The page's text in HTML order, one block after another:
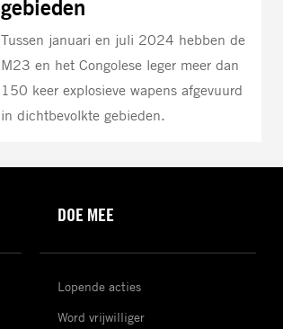
gebieden
Tussen januari en juli 2024 hebben de
M23 en het Congolese leger meer dan
150 keer explosieve wapens afgevuurd
in dichtbevolkte gebieden.
DOE MEE
Lopende acties
Word vrijwilliger